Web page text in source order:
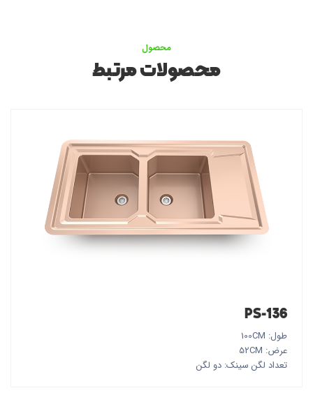
محصول
محصولات مرتبط
PS-136
طول: 100CM
عرض: 52CM
تعداد لگن سینک: دو لگن